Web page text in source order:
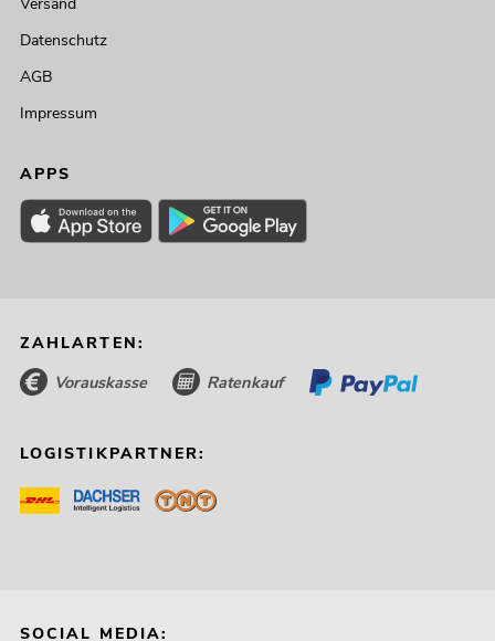
Datenschutz
AGB
Impressum
APPS
ZAHLARTEN:
Vorauskasse Ratenkauf
LOGISTIKPARTNER:
SOCIAL MEDIA: